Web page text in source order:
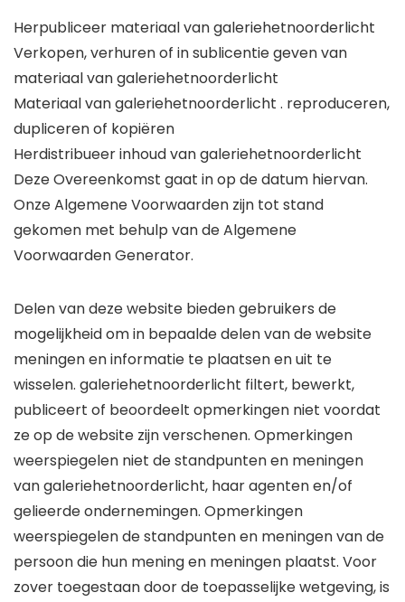
Herpubliceer materiaal van galeriehetnoorderlicht
Verkopen, verhuren of in sublicentie geven van
materiaal van galeriehetnoorderlicht
Materiaal van galeriehetnoorderlicht . reproduceren,
dupliceren of kopiëren
Herdistribueer inhoud van galeriehetnoorderlicht
Deze Overeenkomst gaat in op de datum hiervan.
Onze Algemene Voorwaarden zijn tot stand
gekomen met behulp van de Algemene
Voorwaarden Generator.
Delen van deze website bieden gebruikers de
mogelijkheid om in bepaalde delen van de website
meningen en informatie te plaatsen en uit te
wisselen. galeriehetnoorderlicht filtert, bewerkt,
publiceert of beoordeelt opmerkingen niet voordat
ze op de website zijn verschenen. Opmerkingen
weerspiegelen niet de standpunten en meningen
van galeriehetnoorderlicht, haar agenten en/of
gelieerde ondernemingen. Opmerkingen
weerspiegelen de standpunten en meningen van de
persoon die hun mening en meningen plaatst. Voor
zover toegestaan ​​door de toepasselijke wetgeving, is